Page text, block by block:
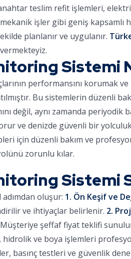
teslim refit işlemleri,
işler gibi geniş
planlanır ve uygulanır.
Sistemi
performansını
Bu sistemlerin düzenli
değil, aynı zamanda
ve denizde güvenli bir
için düzenli bakım ve
zorunlu kılar.
Sistemi
oluşur: 1. Ön Keşif ve
ve ihtiyaçlar belirlenir. 2.
Müşteriye şeffaf fiyat teklifi
hidrolik ve boya işlemleri
basınç testleri ve güvenlik